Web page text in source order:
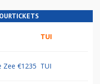
TUI
Zee €1235 TUI